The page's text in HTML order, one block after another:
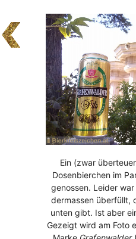
Ein (zwar
Dosenbierchen im
genossen. Leider
dermassen überfüllt,
unten gibt. Ist aber
Gezeigt wird am Foto